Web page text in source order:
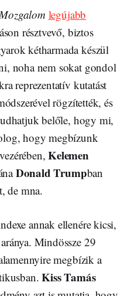
legújabb
résztvevő, biztos
kétharmada készül
noha nem sokat gondol
reprezentatív kutatást
rögzítették, és
belőle, hogy mi,
hogy megbízunk
Kelemen
Donald Trumpban
de mna.
annak ellenére kicsi,
Mindössze 29
megbízik a
Kiss Tamás